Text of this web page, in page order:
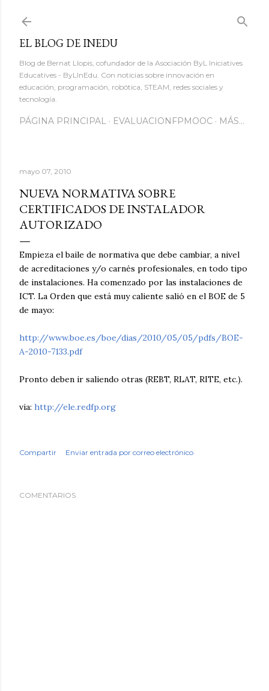
EL BLOG DE INEDU
Blog de Bernat Llopis, cofundador de la Asociación ByL Iniciatives
Educatives - ByLInEdu. Con noticias sobre innovación en
educación, programación, robótica, STEAM, redes sociales y
tecnología.
PÁGINA PRINCIPAL EVALUACIONFPMOOC MÁS…
mayo 07, 2010
NUEVA NORMATIVA SOBRE
CERTIFICADOS DE INSTALADOR
AUTORIZADO
Empieza el baile de normativa que debe cambiar, a nivel
de acreditaciones y/o carnés profesionales, en todo tipo
de instalaciones. Ha comenzado por las instalaciones de
ICT. La Orden que está muy caliente salió en el BOE de 5
de mayo:
http://www.boe.es/boe/dias/2010/05/05/pdfs/BOE-
A-2010-7133.pdf
Pronto deben ir saliendo otras (REBT, RLAT, RITE, etc.).
via: http://ele.redfp.org
Compartir Enviar entrada por correo electrónico
COMENTARIOS